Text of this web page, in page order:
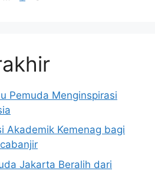
Pemuda Menginspirasi
Akademik Kemenag bagi
Jakarta Beralih dari